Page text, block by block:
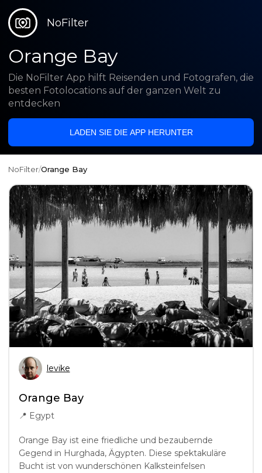
NoFilter
Orange Bay
Die NoFilter App hilft Reisenden und Fotografen, die
besten Fotolocations auf der ganzen Welt zu
entdecken
LADEN SIE DIE APP HERUNTER
NoFilter/Orange Bay
levike
Orange Bay
📍 Egypt
Orange Bay ist eine friedliche und bezaubernde
Gegend in Hurghada, Ägypten. Diese spektakuläre
Bucht ist von wunderschönen Kalksteinfelsen